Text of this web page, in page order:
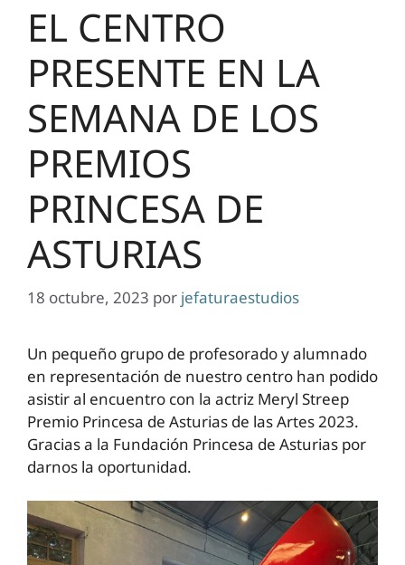
EL CENTRO
PRESENTE EN LA
SEMANA DE LOS
PREMIOS
PRINCESA DE
ASTURIAS
18 octubre, 2023 por jefaturaestudios
Un pequeño grupo de profesorado y alumnado
en representación de nuestro centro han podido
asistir al encuentro con la actriz Meryl Streep
Premio Princesa de Asturias de las Artes 2023.
Gracias a la Fundación Princesa de Asturias por
darnos la oportunidad.